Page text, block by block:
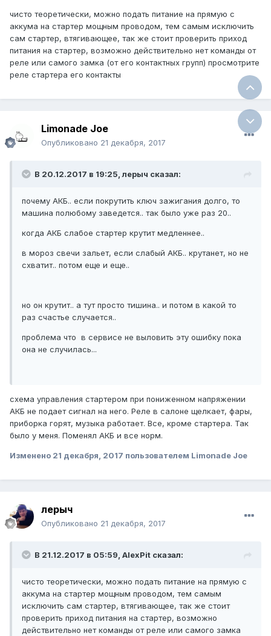
чисто теоретически, можно подать питание на прямую с
аккума на стартер мощным проводом, тем самым исключить
сам стартер, втягивающее, так же стоит проверить приход
питания на стартер, возможно действительно нет команды от
реле или самого замка (от его контактных групп) просмотрите
реле стартера его контакты
Limonade Joe
Опубликовано 21 декабря, 2017
В 20.12.2017 в 19:25, лерыч сказал:
почему АКБ.. если покрутить ключ зажигания долго, то
машина полюбому заведется.. так было уже раз 20..
когда АКБ слабое стартер крутит медленнее..
в мороз свечи зальет, если слабый АКБ.. крутанет, но не
схватит.. потом еще и еще..
но он крутит.. а тут просто тишина.. и потом в какой то
раз счастье случается..
проблема что в сервисе не выловить эту ошибку пока
она не случилась...
схема управления стартером при пониженном напряжении
АКБ не подает сигнал на него. Реле в салоне щелкает, фары,
приборка горят, музыка работает. Все, кроме стартера. Так
было у меня. Поменял АКБ и все норм.
Изменено 21 декабря, 2017 пользователем Limonade Joe
лерыч
Опубликовано 21 декабря, 2017
В 21.12.2017 в 05:59, AlexPit сказал:
чисто теоретически, можно подать питание на прямую с
аккума на стартер мощным проводом, тем самым
исключить сам стартер, втягивающее, так же стоит
проверить приход питания на стартер, возможно
действительно нет команды от реле или самого замка